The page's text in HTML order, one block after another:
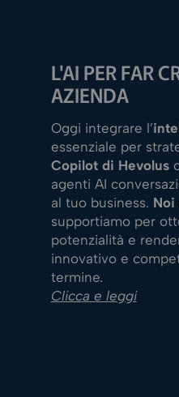
L'AI PER FAR
AZIENDA
Oggi integrare l’
essenziale per
Copilot di Hevolus
agenti AI
al tuo business. Noi
supportiamo per
potenzialità e
innovativo e
termine.
Clicca e leggi